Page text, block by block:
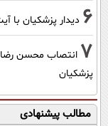
6 دیدار پزشکیان با
7 انتصاب محسن
پزشکیان
مطالب پیشنهادی